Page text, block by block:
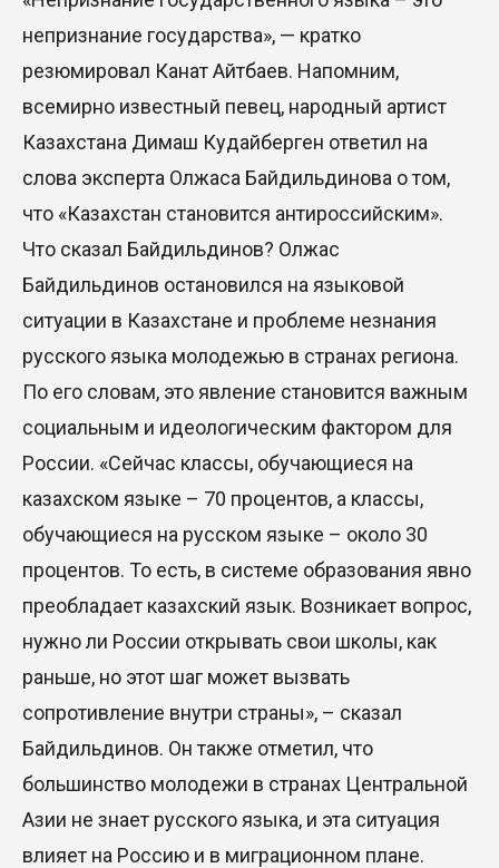
HONOR расширяет стратегию бизнеса и
переходит к развитию экосистемы устройств с
искусственным интеллектом
28 Июл. 2026 10:39
какие возможности открывает форум
Казахстана и России
26 Июл. 2026 12:11
Межпартийные теледебаты выйдут в эфире
Казахстан сохраняет лидерство в Центральной
Азии по устойчивости инвестиционного рынка
23 Июл. 2026 15:39
Полный гид: На какую поддержку от государства
может рассчитывать многодетная семья в
Казахстане
23 Июл. 2026 12:48
Аида Балаева высказалась о важности развития
посмертного донорства в Казахстане
22 Июл. 2026 14:39
непризнание государства», — кратко
резюмировал Канат Айтбаев. Напомним,
всемирно известный певец, народный артист
Казахстана Димаш Кудайберген ответил на
слова эксперта Олжаса Байдильдинова о том,
что «Казахстан становится антироссийским».
Что сказал Байдильдинов? Олжас
Байдильдинов остановился на языковой
ситуации в Казахстане и проблеме незнания
русского языка молодежью в странах региона.
По его словам, это явление становится важным
социальным и идеологическим фактором для
России. «Сейчас классы, обучающиеся на
казахском языке – 70 процентов, а классы,
обучающиеся на русском языке – около 30
процентов. То есть, в системе образования явно
преобладает казахский язык. Возникает вопрос,
нужно ли России открывать свои школы, как
раньше, но этот шаг может вызвать
сопротивление внутри страны», – сказал
Байдильдинов. Он также отметил, что
большинство молодежи в странах Центральной
Азии не знает русского языка, и эта ситуация
влияет на Россию и в миграционном плане.